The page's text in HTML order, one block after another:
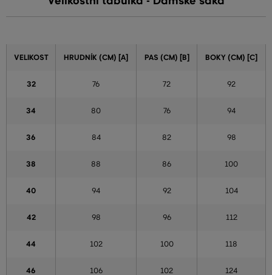
VELIKOST HRUDNÍK (CM) [A] PAS (CM) [B] BOKY (CM) [C]
32 76 72 92
34 80 76 94
36 84 82 98
38 88 86 100
40 94 92 104
42 98 96 112
44 102 100 118
46 106 102 124